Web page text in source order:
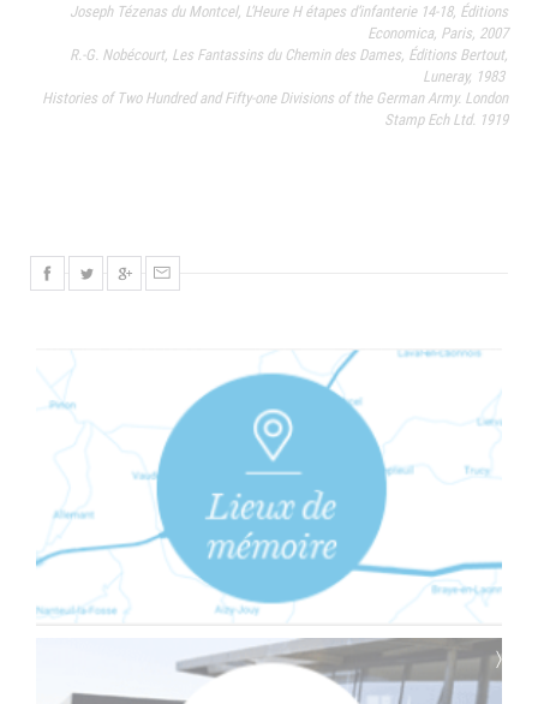
Joseph Tézenas du Montcel, L’Heure H étapes d’infanterie 14-18, Éditions
Economica, Paris, 2007
R.-G. Nobécourt, Les Fantassins du Chemin des Dames, Éditions Bertout,
Luneray, 1983
Histories of Two Hundred and Fifty-one Divisions of the German Army. London
Stamp Ech Ltd. 1919